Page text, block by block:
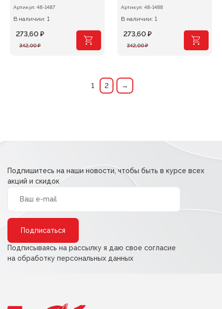
Артикул: 48-1487
В наличии: 1
342,00₽
Первоначальная
273,60 ₽
Текущая
Артикул: 48-1488
В наличии: 1
342,00₽
Первоначальная
273,60 ₽
Текущая
1 2 →
Подпишитесь на наши новости, чтобы быть в курсе всех
акций и скидок
Подписываясь на рассылку я даю свое согласие
на обработку персональных данных